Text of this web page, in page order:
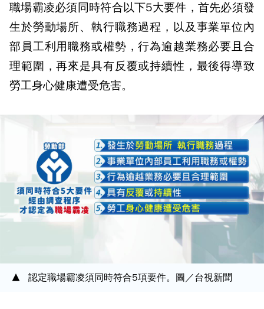
職場霸凌必須同時符合以下5大要件，首先必須發
生於勞動場所、執行職務過程，以及事業單位內
部員工利用職務或權勢，行為逾越業務必要且合
理範圍，再來是具有反覆或持續性，最後得導致
勞工身心健康遭受危害。
認定職場霸凌須同時符合5項要件。圖／台視新聞